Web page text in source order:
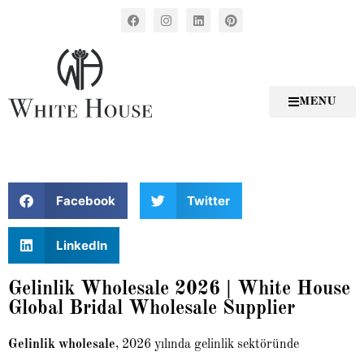
MENU
Facebook Twitter
LinkedIn
Gelinlik Wholesale 2026 | White House
Global Bridal Wholesale Supplier
Gelinlik wholesale, 2026 yılında gelinlik sektöründe